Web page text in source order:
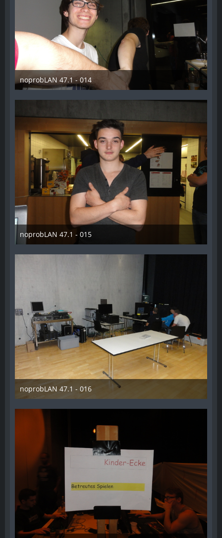
noprobLAN 47.1 - 014
26. Oktober 2014
noprobLAN 47.1 - 015
26. Oktober 2014
noprobLAN 47.1 - 016
26. Oktober 2014